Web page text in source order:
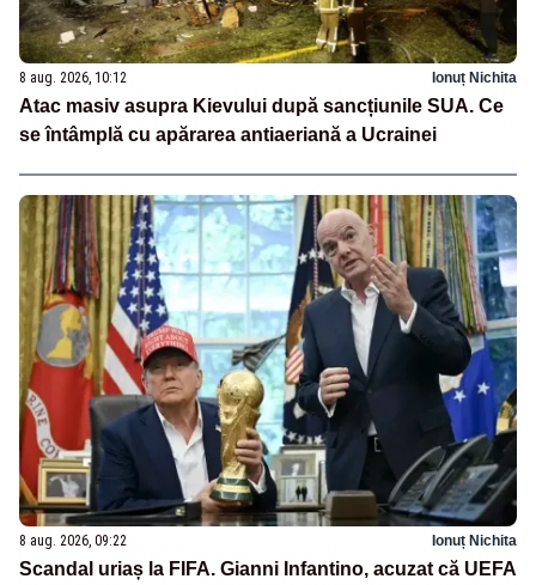
8 aug. 2026, 10:12 Ionuț Nichita
Atac masiv asupra Kievului după sancțiunile SUA. Ce
se întâmplă cu apărarea antiaeriană a Ucrainei
8 aug. 2026, 09:22 Ionuț Nichita
Scandal uriaș la FIFA. Gianni Infantino, acuzat că UEFA